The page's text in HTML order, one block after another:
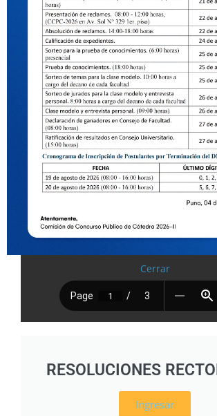
RESOLUCIONES
Ingresar
Cerrar